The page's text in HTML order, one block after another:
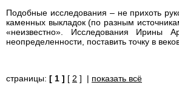
Подобные исследования – не прихоть
каменных выкладок (по разным
«неизвестно». Исследования Ирины
неопределенности, поставить точку в
страницы: [ 1 ] [ 2 ] | показать всё